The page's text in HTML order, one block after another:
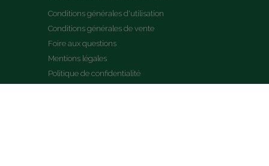
Conditions générales d'utilisation
Conditions générales de vente
Foire aux questions
Mentions légales
Politique de confidentialité